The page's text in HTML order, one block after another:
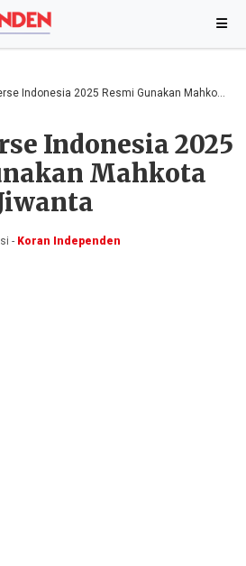
Indonesia 2025 Resmi Gunakan Mahkota Jiwanta
Indonesia 2025
Mahkota
-Koran Independen